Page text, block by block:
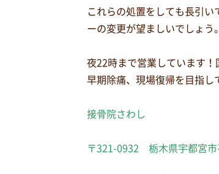
これらの処置をしても長引
ーの変更が望ましいでしょう。
夜22時まで営業しています！
早期除痛、現場復帰を目指し
接骨院さわし
〒321-0932 栃木県宇都宮市